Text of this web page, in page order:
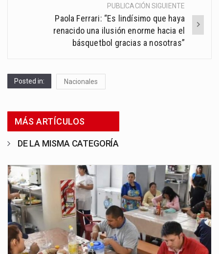
PUBLICACIÓN SIGUIENTE
Paola Ferrari: “Es lindísimo que haya
renacido una ilusión enorme hacia el
básquetbol gracias a nosotras”
Posted in: Nacionales
MÁS ARTÍCULOS
DE LA MISMA CATEGORÍA